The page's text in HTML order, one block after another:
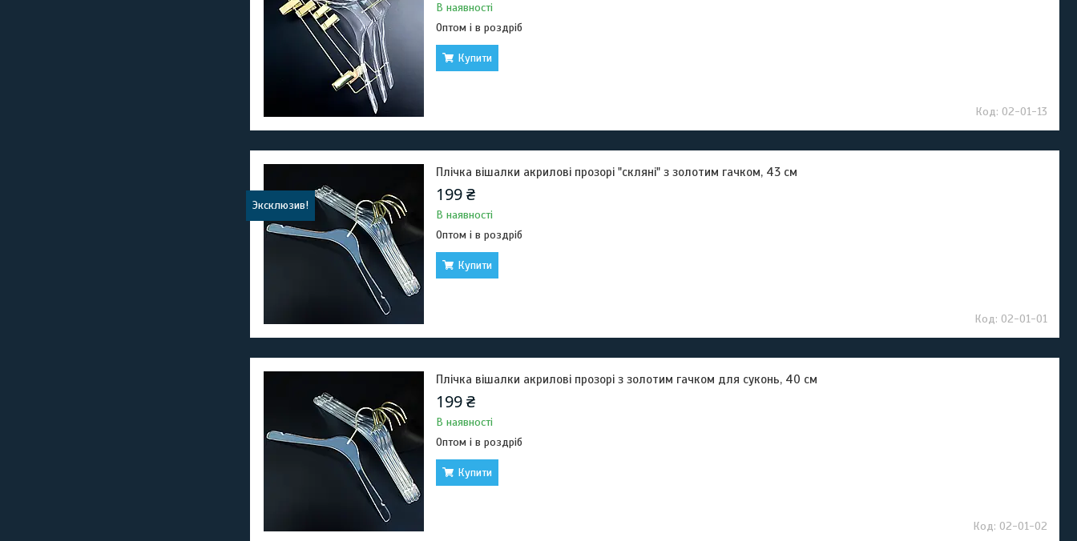
В наявності
Оптом і в роздріб
Купити
02-01-13
Эксклюзив!
Плічка вішалки акрилові прозорі "скляні" з золотим гачком, 43 см
199 ₴
В наявності
Оптом і в роздріб
Купити
02-01-01
Плічка вішалки акрилові прозорі з золотим гачком для суконь, 40 см
199 ₴
В наявності
Оптом і в роздріб
Купити
02-01-02